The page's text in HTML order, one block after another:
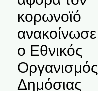
κορωνοϊό
ανακοίνωσε
ο Εθνικός
Οργανισμός
Δημόσιας